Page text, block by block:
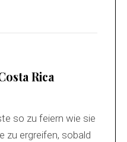
Rica
so zu feiern wie sie
zu ergreifen, sobald